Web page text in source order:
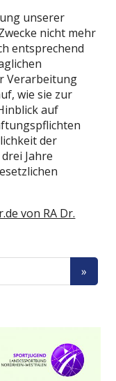
unserer
nicht mehr
entsprechend
Verarbeitung
wie sie zur
auf
der
Jahre
von RA Dr.